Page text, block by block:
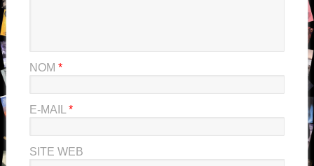
NOM *
E-MAIL *
SITE WEB